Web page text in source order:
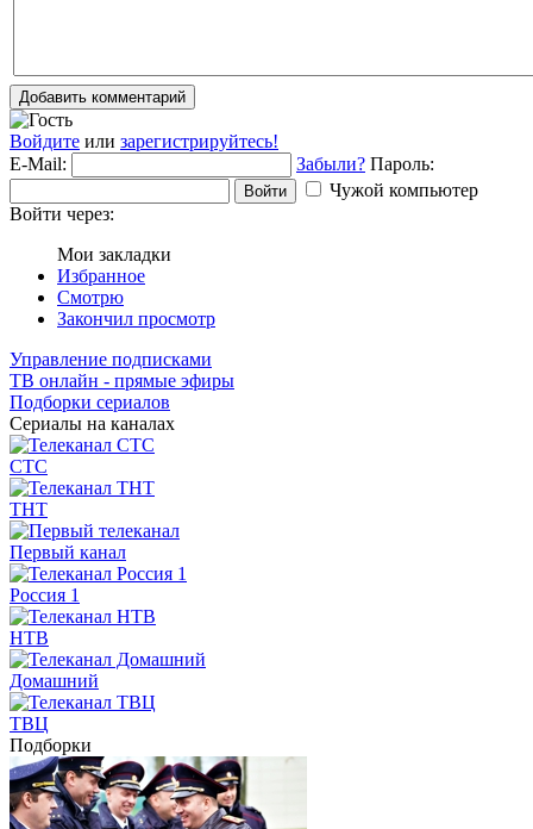
Добавить комментарий
Войдите или зарегистрируйтесь!
E-Mail:
Забыли? Пароль:
Войти
Чужой компьютер
Войти через:
Мои закладки
Избранное
Смотрю
Закончил просмотр
Управление подписками
ТВ онлайн - прямые эфиры
Подборки сериалов
Сериалы на каналах
СТС
ТНТ
Первый канал
Россия 1
НТВ
Домашний
ТВЦ
Подборки